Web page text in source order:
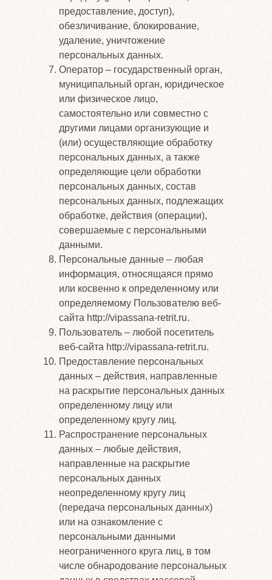
предоставление, доступ),
обезличивание, блокирование,
удаление, уничтожение
персональных данных.
Оператор – государственный орган,
муниципальный орган, юридическое
или физическое лицо,
самостоятельно или совместно с
другими лицами организующие и
(или) осуществляющие обработку
персональных данных, а также
определяющие цели обработки
персональных данных, состав
персональных данных, подлежащих
обработке, действия (операции),
совершаемые с персональными
данными.
Персональные данные – любая
информация, относящаяся прямо
или косвенно к определенному или
определяемому Пользователю веб-
сайта http://vipassana-retrit.ru.
Пользователь – любой посетитель
веб-сайта http://vipassana-retrit.ru.
Предоставление персональных
данных – действия, направленные
на раскрытие персональных данных
определенному лицу или
определенному кругу лиц.
Распространение персональных
данных – любые действия,
направленные на раскрытие
персональных данных
неопределенному кругу лиц
(передача персональных данных)
или на ознакомление с
персональными данными
неограниченного круга лиц, в том
числе обнародование персональных